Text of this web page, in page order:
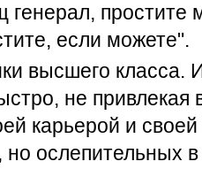
генерал, простите
если можете".
высшего класса.
не привлекая
карьерой и
ослепительных